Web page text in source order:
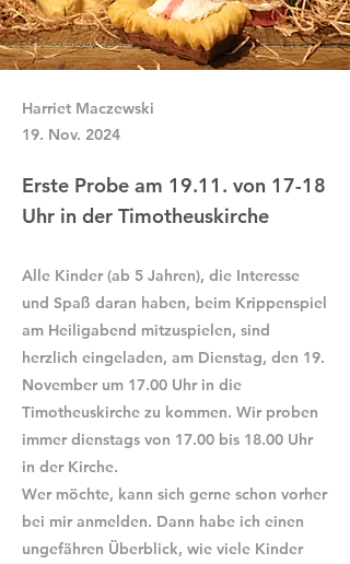
Harriet Maczewski
19. Nov. 2024
Erste Probe am 19.11. von 17-18
Uhr in der Timotheuskirche
Alle Kinder (ab 5 Jahren), die Interesse
und Spaß daran haben, beim Krippenspiel
am Heiligabend mitzuspielen, sind
herzlich eingeladen, am Dienstag, den 19.
November um 17.00 Uhr in die
Timotheuskirche zu kommen. Wir proben
immer dienstags von 17.00 bis 18.00 Uhr
in der Kirche.
Wer möchte, kann sich gerne schon vorher
bei mir anmelden. Dann habe ich einen
ungefähren Überblick, wie viele Kinder